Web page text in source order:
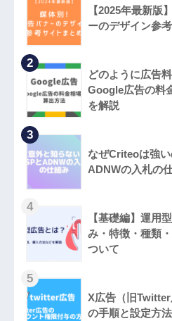
【2025年最新版
ーのデザイン参
2
どのように広告
Google広告の料
を解説
3
なぜCriteoは強い
ADNWの入札の
4
【基礎編】運用
み・特徴・種類
ついて
5
X広告（旧
の手順と設定方法